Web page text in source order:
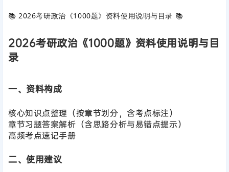
📚 ‌ 2026考研政治《1000题》资料使用说明与目录 ‌ 📚
2026考研政治《1000题》资料使用说明与目
录
一、资料构成
核心知识点整理（按章节划分，含考点标注）
章节习题答案解析（含思路分析与易错点提示）
高频考点速记手册
二、使用建议